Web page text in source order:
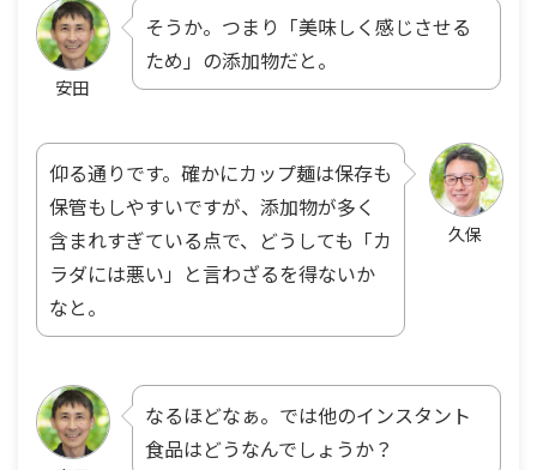
安田
そうか。つまり「美味しく感じさせる
ため」の添加物だと。
久保
仰る通りです。確かにカップ麺は保存も
保管もしやすいですが、添加物が多く
含まれすぎている点で、どうしても「カ
ラダには悪い」と言わざるを得ないか
なと。
なるほどなぁ。では他のインスタント
食品はどうなんでしょうか？